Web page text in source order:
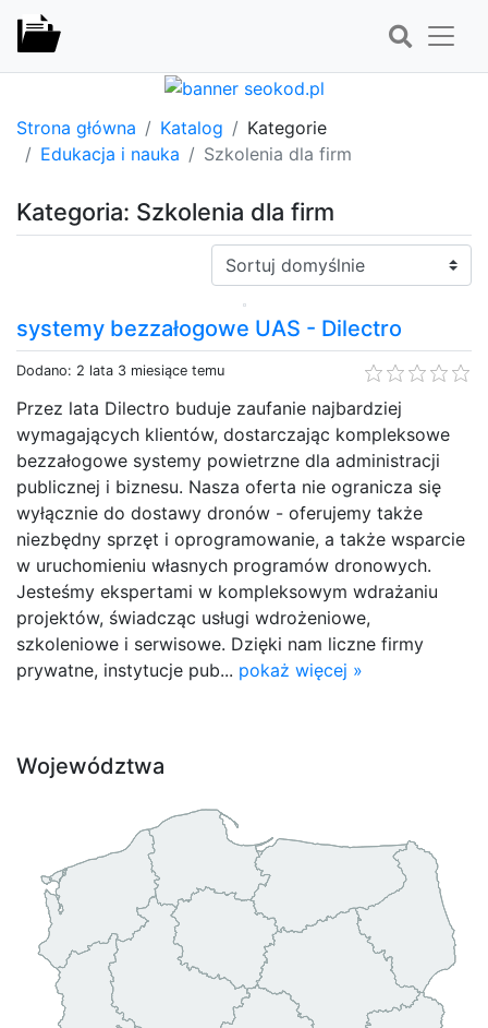
Strona główna Katalog
Kategorie
Edukacja i nauka
Szkolenia dla firm
Kategoria: Szkolenia dla firm
Sortuj:
systemy bezzałogowe UAS - Dilectro
Dodano: 2 lata 3 miesiące temu
Przez lata Dilectro buduje zaufanie najbardziej
wymagających klientów, dostarczając kompleksowe
bezzałogowe systemy powietrzne dla administracji
publicznej i biznesu. Nasza oferta nie ogranicza się
wyłącznie do dostawy dronów - oferujemy także
niezbędny sprzęt i oprogramowanie, a także wsparcie
w uruchomieniu własnych programów dronowych.
Jesteśmy ekspertami w kompleksowym wdrażaniu
projektów, świadcząc usługi wdrożeniowe,
szkoleniowe i serwisowe. Dzięki nam liczne firmy
prywatne, instytucje pub... pokaż więcej »
Województwa